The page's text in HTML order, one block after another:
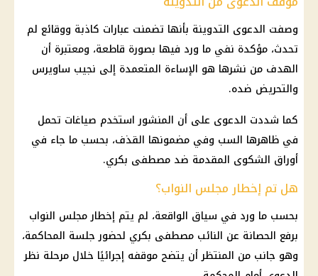
وصفت الدعوى التدوينة بأنها تضمنت عبارات كاذبة ووقائع لم
تحدث، مؤكدة نفي ما ورد فيها بصورة قاطعة، ومعتبرة أن
الهدف من نشرها هو الإساءة المتعمدة إلى نجيب ساويرس
والتحريض ضده.
كما شددت الدعوى على أن المنشور استخدم صياغات تحمل
في ظاهرها السب وفي مضمونها القذف، بحسب ما جاء في
أوراق الشكوى المقدمة ضد مصطفى بكري.
هل تم إخطار مجلس النواب؟
بحسب ما ورد في سياق الواقعة، لم يتم إخطارمجلس النواب
برفع الحصانة عن النائب مصطفى بكري لحضور جلسة المحاكمة،
وهو جانب من المنتظر أن يتضح موقفه إجرائيًا خلال مرحلة نظر